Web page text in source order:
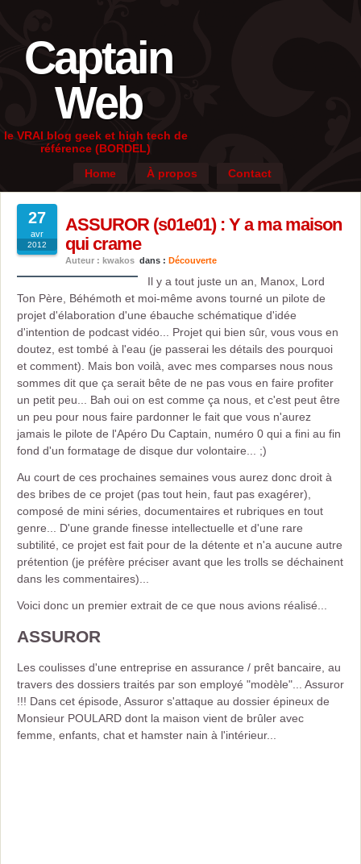
Captain
Web
le VRAI blog geek et high tech de
référence (BORDEL)
Home
À propos Contact
27
avr
2012
ASSUROR (s01e01) : Y a ma maison
qui crame
Auteur : kwakos dans : Découverte
Il y a tout juste un an, Manox, Lord
Ton Père, Béhémoth et moi-même avons tourné un pilote de
projet d'élaboration d'une ébauche schématique d'idée
d'intention de podcast vidéo... Projet qui bien sûr, vous vous en
doutez, est tombé à l'eau (je passerai les détails des pourquoi
et comment). Mais bon voilà, avec mes comparses nous nous
sommes dit que ça serait bête de ne pas vous en faire profiter
un petit peu... Bah oui on est comme ça nous, et c'est peut être
un peu pour nous faire pardonner le fait que vous n'aurez
jamais le pilote de l'Apéro Du Captain, numéro 0 qui a fini au fin
fond d'un formatage de disque dur volontaire... ;)
Au court de ces prochaines semaines vous aurez donc droit à
des bribes de ce projet (pas tout hein, faut pas exagérer),
composé de mini séries, documentaires et rubriques en tout
genre... D'une grande finesse intellectuelle et d'une rare
subtilité, ce projet est fait pour de la détente et n'a aucune autre
prétention (je préfère préciser avant que les trolls se déchainent
dans les commentaires)...
Voici donc un premier extrait de ce que nous avions réalisé...
ASSUROR
Les coulisses d'une entreprise en assurance / prêt bancaire, au
travers des dossiers traités par son employé "modèle"... Assuror
!!! Dans cet épisode, Assuror s'attaque au dossier épineux de
Monsieur POULARD dont la maison vient de brûler avec
femme, enfants, chat et hamster nain à l'intérieur...